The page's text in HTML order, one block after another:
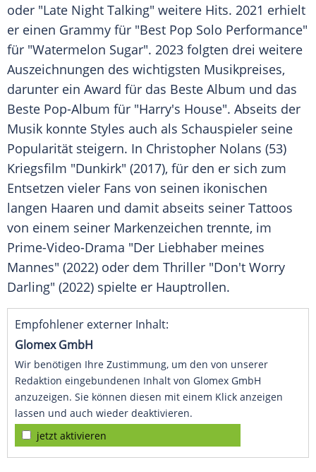
oder "Late Night Talking" weitere Hits. 2021 erhielt
er einen Grammy für "Best Pop Solo Performance"
für "Watermelon Sugar". 2023 folgten drei weitere
Auszeichnungen des wichtigsten Musikpreises,
darunter ein Award für das Beste Album und das
Beste Pop-Album für "Harry's House". Abseits der
Musik konnte Styles auch als Schauspieler seine
Popularität steigern. In Christopher Nolans (53)
Kriegsfilm "Dunkirk" (2017), für den er sich zum
Entsetzen vieler Fans von seinen ikonischen
langen Haaren und damit abseits seiner Tattoos
von einem seiner Markenzeichen trennte, im
Prime-Video-Drama "Der Liebhaber meines
Mannes" (2022) oder dem Thriller "Don't Worry
Darling" (2022) spielte er Hauptrollen.
Empfohlener externer Inhalt:
Glomex GmbH
Wir benötigen Ihre Zustimmung, um den von unserer
Redaktion eingebundenen Inhalt von Glomex GmbH
anzuzeigen. Sie können diesen mit einem Klick anzeigen
lassen und auch wieder deaktivieren.
jetzt aktivieren